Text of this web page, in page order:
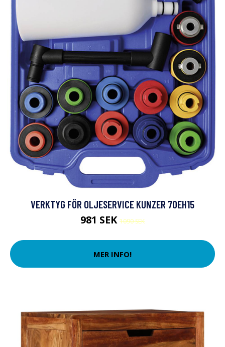
VERKTYG FÖR OLJESERVICE KUNZER 7OEH15
981 SEK 1090 SEK
MER INFO!